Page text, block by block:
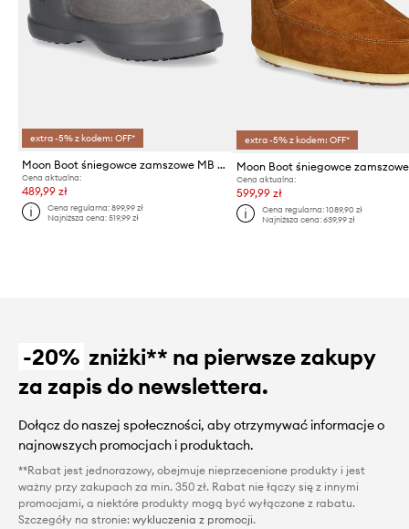
extra -5% z kodem: OFF*
Moon Boot śniegowce zamszowe MB MEZZALUNA LOW BOOT SUEDE
Cena aktualna:
489,99 zł
Cena regularna:899,99 zł
Najniższa cena:519,99 zł
extra -5% z kodem: OFF*
Cena aktualna:
599,99 zł
Cena regularna: 1089,90 zł
Najniższa cena: 639,99 zł
-20% zniżki** na pierwsze zakupy
za zapis do newslettera.
Dołącz do naszej społeczności, aby otrzymywać informacje o
najnowszych promocjach i produktach.
**Rabat jest jednorazowy, obejmuje nieprzecenione produkty i jest
ważny przy zakupach za min. 350 zł. Rabat nie łączy się z innymi
promocjami, a niektóre produkty mogą być wyłączone z rabatu.
Szczegóły na stronie: wykluczenia z promocji.